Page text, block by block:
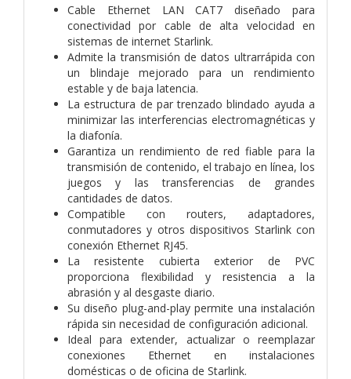
Cable Ethernet LAN CAT7 diseñado para
conectividad por cable de alta velocidad en
sistemas de internet Starlink.
Admite la transmisión de datos ultrarrápida con
un blindaje mejorado para un rendimiento
estable y de baja latencia.
La estructura de par trenzado blindado ayuda a
minimizar las interferencias electromagnéticas y
la diafonía.
Garantiza un rendimiento de red fiable para la
transmisión de contenido, el trabajo en línea, los
juegos y las transferencias de grandes
cantidades de datos.
Compatible con routers, adaptadores,
conmutadores y otros dispositivos Starlink con
conexión Ethernet RJ45.
La resistente cubierta exterior de PVC
proporciona flexibilidad y resistencia a la
abrasión y al desgaste diario.
Su diseño plug-and-play permite una instalación
rápida sin necesidad de configuración adicional.
Ideal para extender, actualizar o reemplazar
conexiones Ethernet en instalaciones
domésticas o de oficina de Starlink.